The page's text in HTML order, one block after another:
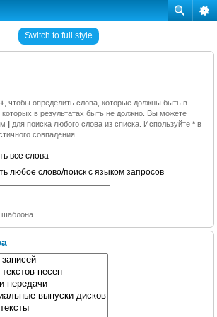
Switch to full style
+ , чтобы определить слова, которые должны быть в
которых в результатах быть не должно. Вы можете
| для поиска любого слова из списка. Используйте * в
совпадения.
все слова
любое слово/поиск с языком запросов
шаблона.